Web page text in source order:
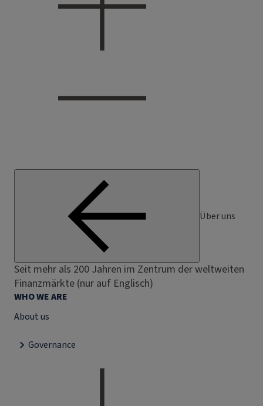
Über uns
Seit mehr als 200 Jahren im Zentrum der weltweiten
Finanzmärkte (nur auf Englisch)
WHO WE ARE
About us
Governance